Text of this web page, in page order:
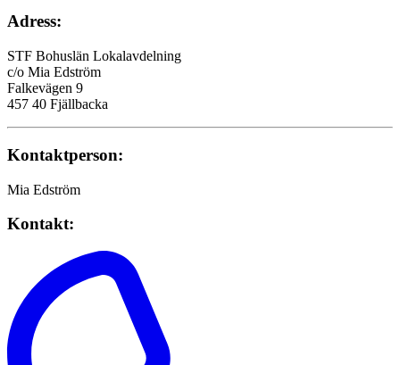
Adress:
STF Bohuslän Lokalavdelning
c/o Mia Edström
Falkevägen 9
457 40 Fjällbacka
Kontaktperson:
Mia Edström
Kontakt: